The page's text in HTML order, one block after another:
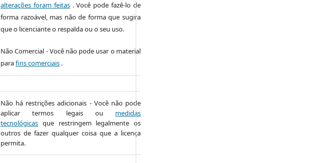
alterações foram feitas. Você pode fazê-lo de
forma razoável, mas não de forma que sugira
que o licenciante o respalda ou o seu uso.
Não Comercial - Você não pode usar o material
parafins comerciais .
Não há restrições adicionais - Você não pode
aplicar termos legais ou medidas
tecnológicas que restringem legalmente os
outros de fazer qualquer coisa que a licença
permita.